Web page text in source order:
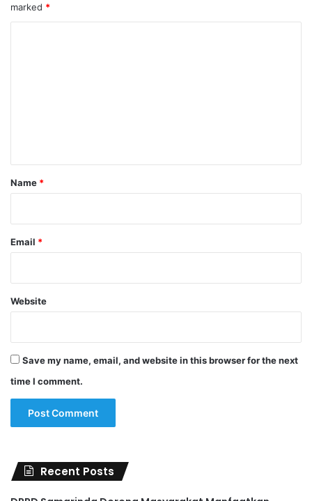
marked *
*
Name *
Email *
Website
Save my name, email, and website in this browser for the next
time I comment.
Recent Posts